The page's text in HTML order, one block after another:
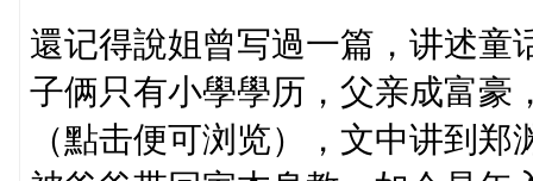
還记得說姐曾写過一篇，讲述童
子俩只有小學學历，父亲成富豪
（點击便可浏览），文中讲到